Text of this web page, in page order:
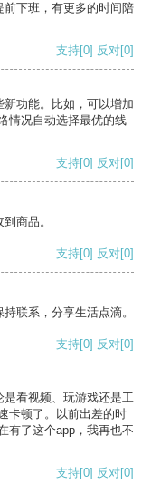
下班，有更多的时间陪
支持[0] 反对[0]
功能。比如，可以增加
情况自动选择最优的线
支持[0] 反对[0]
商品。
支持[0] 反对[0]
联系，分享生活点滴。
支持[0] 反对[0]
看视频、玩游戏还是工
卡顿了。以前出差的时
有了这个app，我再也不
支持[0] 反对[0]